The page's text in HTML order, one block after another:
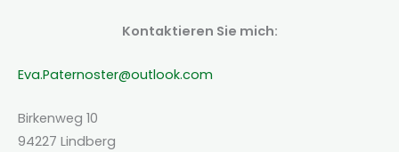
Kontaktieren Sie mich:
Eva.Paternoster@outlook.com
Birkenweg 10
94227 Lindberg